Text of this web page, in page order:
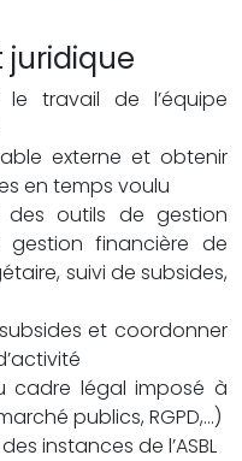
juridique
travail de l’équipe
externe et obtenir
en temps voulu
outils de gestion
gestion financière de
suivi de subsides,
et coordonner
cadre légal imposé à
publics, RGPD,…)
instances de l’ASBL